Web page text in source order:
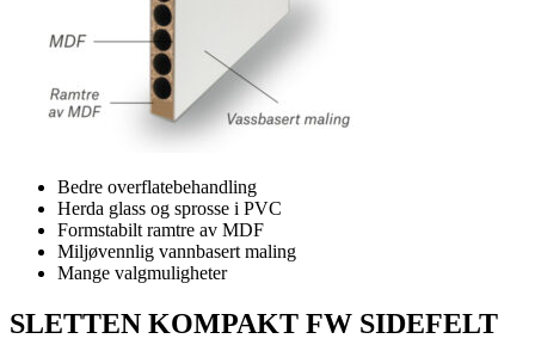
Bedre overflatebehandling
Herda glass og sprosse i PVC
Formstabilt ramtre av MDF
Miljøvennlig vannbasert maling
Mange valgmuligheter
SLETTEN KOMPAKT FW SIDEFELT